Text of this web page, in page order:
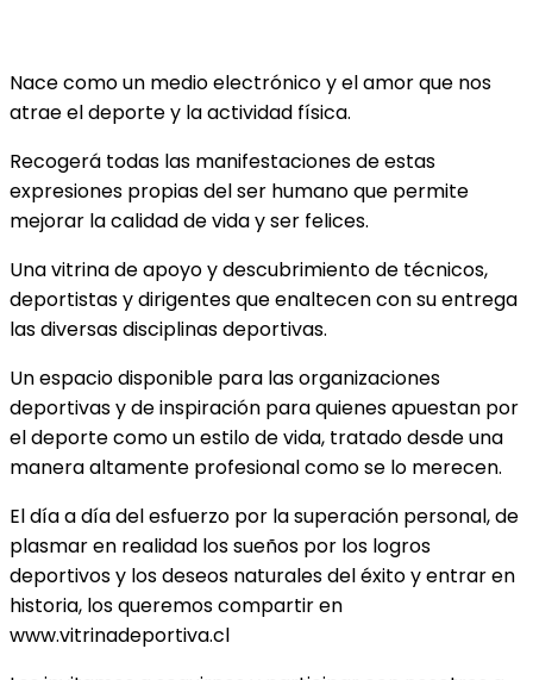
Nace como un medio electrónico y el amor que nos
atrae el deporte y la actividad física.
Recogerá todas las manifestaciones de estas
expresiones propias del ser humano que permite
mejorar la calidad de vida y ser felices.
Una vitrina de apoyo y descubrimiento de técnicos,
deportistas y dirigentes que enaltecen con su entrega
las diversas disciplinas deportivas.
Un espacio disponible para las organizaciones
deportivas y de inspiración para quienes apuestan por
el deporte como un estilo de vida, tratado desde una
manera altamente profesional como se lo merecen.
El día a día del esfuerzo por la superación personal, de
plasmar en realidad los sueños por los logros
deportivos y los deseos naturales del éxito y entrar en
historia, los queremos compartir en
www.vitrinadeportiva.cl